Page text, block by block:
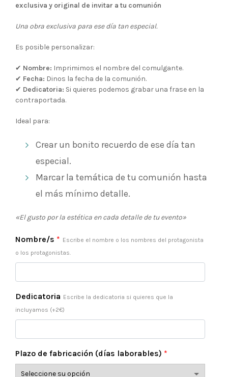
exclusiva y original de invitar a tu comunión
Una obra exclusiva para ese día tan especial.
Es posible personalizar:
✔ Nombre: Imprimimos el nombre del comulgante.
✔ Fecha: Dinos la fecha de la comunión.
✔ Dedicatoria: Si quieres podemos grabar una frase en la
contraportada.
Ideal para:
Crear un bonito recuerdo de ese día tan
especial.
Marcar la temática de tu comunión hasta
el más mínimo detalle.
«El gusto por la estética en cada detalle de tu evento»
Nombre/s * Escribe el nombre o los nombres del protagonista
o los protagonistas.
Dedicatoria Escribe la dedicatoria si quieres que la
incluyamos (+2€)
Plazo de fabricación (días laborables) *